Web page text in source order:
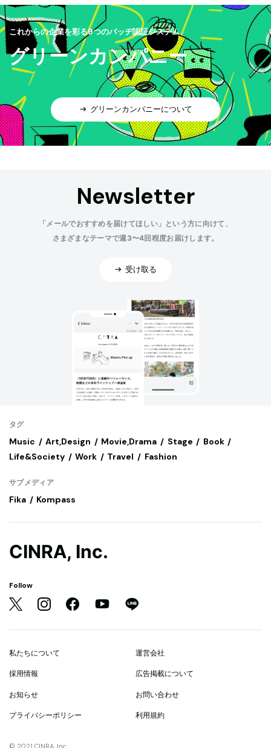
これからの企業を彩る9つのバッヂ認証システム
グリーンカンパニー
グリーンカンパニーについて
Newsletter
「メールでおすすめを届けてほしい」という方に向けて、
さまざまなテーマで週3〜4回程度お届けします。
受け取る
タグ
Music Art,Design Movie,Drama Stage
Book
Life&Society
Work Travel Fashion
サブメディア
Fika Kompass
CINRA, Inc.
Follow
私たちについて 運営会社
採用情報 広告掲載について
お知らせ お問い合わせ
プライバシーポリシー 利用規約
© 2021 CINRA, Inc.